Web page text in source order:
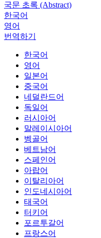
국문 초록 (Abstract)
한국어
영어
번역하기
한국어
영어
일본어
중국어
네덜란드어
독일어
러시아어
말레이시아어
벵골어
베트남어
스페인어
아랍어
이탈리아어
인도네시아어
태국어
터키어
포르투갈어
프랑스어